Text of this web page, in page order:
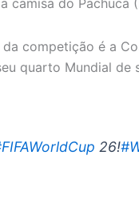
camisa do Pachuca
competição é a
quarto Mundial de
26!